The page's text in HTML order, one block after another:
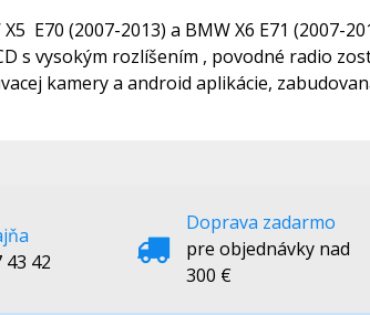
E70 (2007-2013) a BMW X6 E71 (2007-
s vysokým rozlíšením , povodné radio
kamery a android aplikácie,
43 42
Doprava zadarmo
pre objednávky nad
300 €